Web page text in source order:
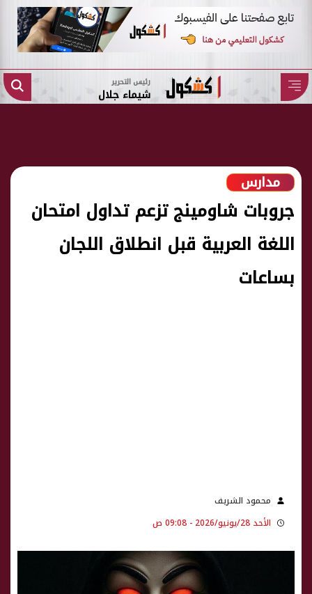
رئيس التحرير
شيماء جلال
مدارس
جروبات شاومينج تزعم تداول امتحان
اللغة العربية قبل انطلاق اللجان
بساعات
محمود الشريف
الأحد 28/يونيو/2026 - 09:08 ص